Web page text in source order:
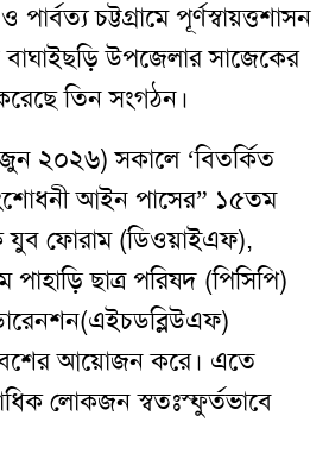
পার্বত্য চট্টগ্রামে পূর্ণস্বায়ত্তশাসন
বাঘাইছড়ি উপজেলার সাজেকের
তিন সংগঠন।
২০২৬) সকালে ‘বিতর্কিত
আইন পাসের” ১৫তম
যুব ফোরাম (ডিওয়াইএফ),
পাহাড়ি ছাত্র পরিষদ (পিসিপি)
আয়োজন করে। এতে
লোকজন স্বতঃস্ফুর্তভাবে